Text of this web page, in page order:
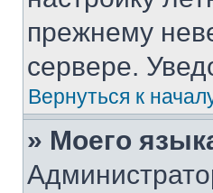
прежнему
сервере.
Вернуться к
» Моего